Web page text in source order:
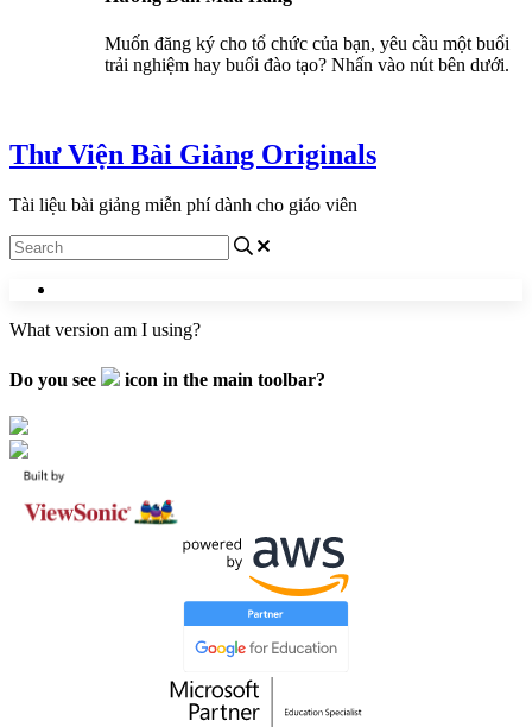
Muốn đăng ký cho tổ chức của bạn, yêu cầu một buổi
trải nghiệm hay buổi đào tạo? Nhấn vào nút bên dưới.
Thư Viện Bài Giảng Originals
Tài liệu bài giảng miễn phí dành cho giáo viên
What version am I using?
Do you see icon in the main toolbar?